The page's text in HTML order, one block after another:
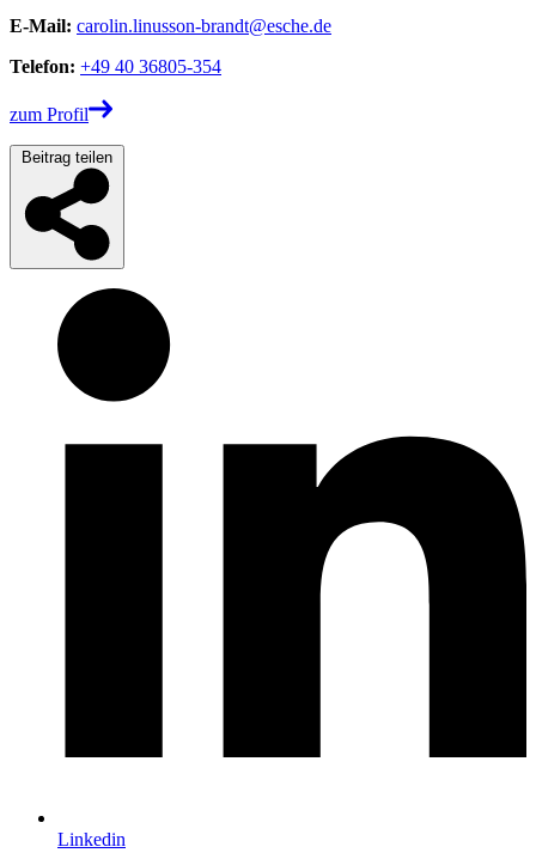
E-Mail: carolin.linusson-brandt@esche.de
Telefon: +49 40 36805-354
zum Profil
Beitrag teilen
Linkedin